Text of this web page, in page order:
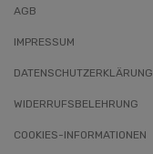
AGB
IMPRESSUM
DATENSCHUTZERKLÄRUNG
WIDERRUFSBELEHRUNG
COOKIES-INFORMATIONEN